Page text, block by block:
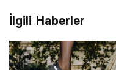
İlgili Haberler